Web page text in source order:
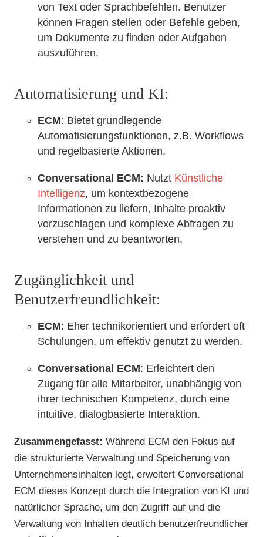
von Text oder Sprachbefehlen. Benutzer
können Fragen stellen oder Befehle geben,
um Dokumente zu finden oder Aufgaben
auszuführen.
Automatisierung und KI:
ECM: Bietet grundlegende
Automatisierungsfunktionen, z.B. Workflows
und regelbasierte Aktionen.
Conversational ECM: Nutzt Künstliche
Intelligenz, um kontextbezogene
Informationen zu liefern, Inhalte proaktiv
vorzuschlagen und komplexe Abfragen zu
verstehen und zu beantworten.
Zugänglichkeit und
Benutzerfreundlichkeit:
ECM: Eher technikorientiert und erfordert oft
Schulungen, um effektiv genutzt zu werden.
Conversational ECM: Erleichtert den
Zugang für alle Mitarbeiter, unabhängig von
ihrer technischen Kompetenz, durch eine
intuitive, dialogbasierte Interaktion.
Zusammengefasst: Während ECM den Fokus auf
die strukturierte Verwaltung und Speicherung von
Unternehmensinhalten legt, erweitert Conversational
ECM dieses Konzept durch die Integration von KI und
natürlicher Sprache, um den Zugriff auf und die
Verwaltung von Inhalten deutlich benutzerfreundlicher